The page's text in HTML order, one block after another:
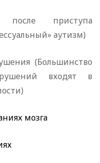
после приступа
аутизм)
(Большинство
входят в
мозга